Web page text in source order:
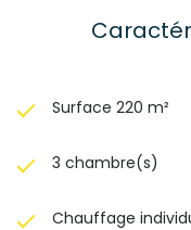
Surface 220 m²
3 chambre(s)
Chauffage